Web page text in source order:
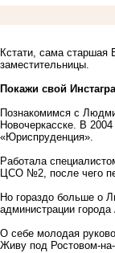
Кстати, сама старшая
заместительницы.
Покажи свой
Познакомимся с
Новочеркасске. В
«Юриспруденция».
Работала
ЦСО №2, после чего
Но гораздо больше о
администрации
О себе молодая
Живу под Ростовом-